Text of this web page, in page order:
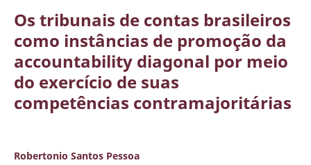
Os tribunais de contas brasileiros
como instâncias de promoção da
accountability diagonal por meio
do exercício de suas
competências contramajoritárias
Robertonio Santos Pessoa